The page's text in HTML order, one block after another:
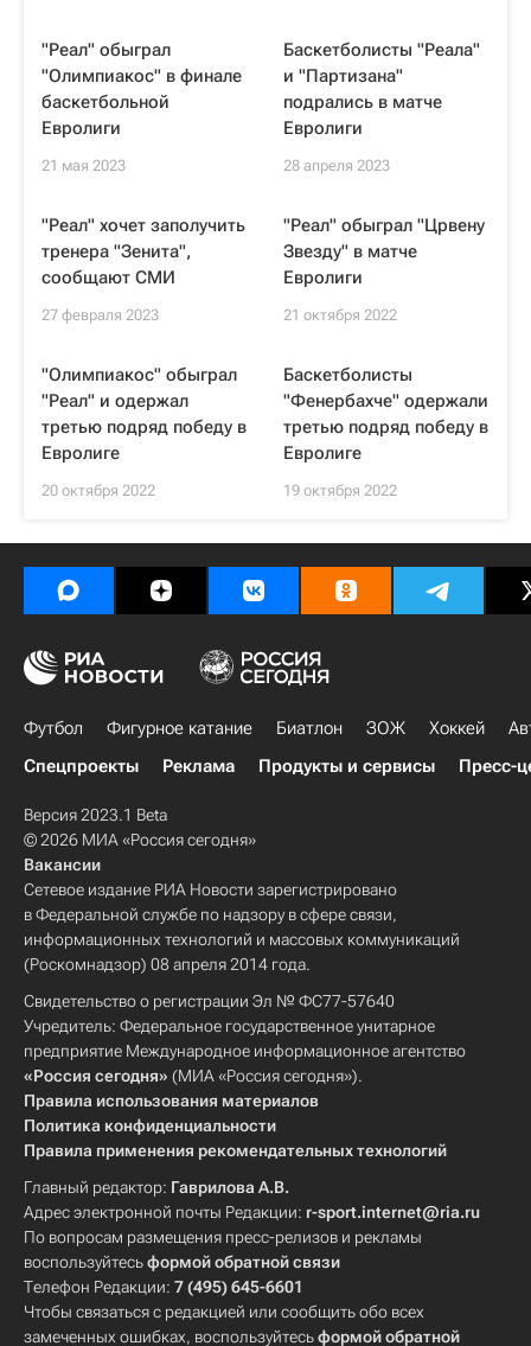
"Реал" обыграл
"Олимпиакос" в финале
баскетбольной
Евролиги
21 мая 2023
Баскетболисты "Реала"
и "Партизана"
подрались в матче
Евролиги
28 апреля 2023
"Реал" хочет заполучить
тренера "Зенита",
сообщают СМИ
27 февраля 2023
"Реал" обыграл "Црвену
Звезду" в матче
Евролиги
21 октября 2022
"Олимпиакос" обыграл
"Реал" и одержал
третью подряд победу в
Евролиге
20 октября 2022
Баскетболисты
"Фенербахче" одержали
третью подряд победу в
Евролиге
19 октября 2022
Футбол Фигурное катание Биатлон ЗОЖ Хоккей
Спецпроекты
Реклама Продукты и сервисы Пресс-
Версия 2023.1 Beta
© 2026 МИА «Россия сегодня»
Вакансии
Сетевое издание РИА Новости зарегистрировано
в Федеральной службе по надзору в сфере связи,
информационных технологий и массовых коммуникаций
(Роскомнадзор) 08 апреля 2014 года.
Свидетельство о регистрации Эл № ФС77-57640
Учредитель: Федеральное государственное унитарное
предприятие Международное информационное агентство
«Россия сегодня» (МИА «Россия сегодня»).
Правила использования материалов
Политика конфиденциальности
Правила применения рекомендательных технологий
Главный редактор: Гаврилова А.В.
Адрес электронной почты Редакции: r-sport.internet@ria.ru
По вопросам размещения пресс-релизов и рекламы
воспользуйтесьформой обратной связи
Телефон Редакции: 7 (495) 645-6601
Чтобы связаться с редакцией или сообщить обо всех
замеченных ошибках, воспользуйтесьформой обратной